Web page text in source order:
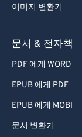
이미지 변환기
문서 & 전자책
PDF 에게 WORD
EPUB 에게 PDF
EPUB 에게 MOBI
문서 변환기